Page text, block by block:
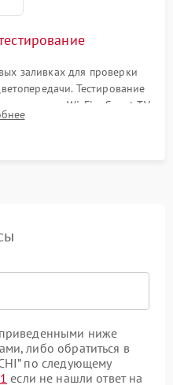
заливках для проверки
Тестирование
модуля Wi-Fi и Smart TV
нескольких часов.
ниже
либо обратиться в
по следующему
если не нашли ответ на